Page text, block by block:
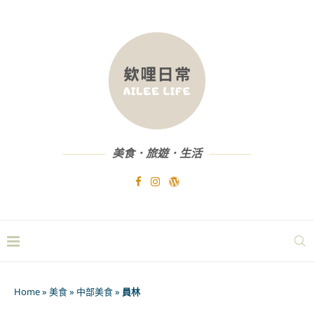
美食．旅遊．生活
Home» 美食» 中部美食» 員林